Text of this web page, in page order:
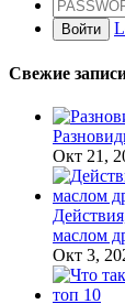
Войти
Свежие
Окт 21,
маслом
Окт 3,